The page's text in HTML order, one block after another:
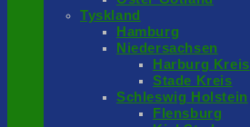
Tyskland
Hamburg
Niedersachsen
Harburg Kreis
Stade Kreis
Schleswig Holstein
Flensburg